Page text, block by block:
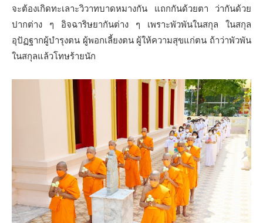
จะต้องเกิดทะเลาะวิวาทบาดหมางกัน แถกกันด้วยตา ว่ากันด้วย
ปากต่าง ๆ อิจฉาริษยากันต่าง ๆ เพราะพัวพันในสกุล ในสกุล
อุปัฏฐากผู้บำรุงตน ผู้พอกเลี้ยงตน ผู้ให้ความสุขแก่ตน ถ้าว่าพัวพัน
ในสกุลแล้วโทษร้ายนัก